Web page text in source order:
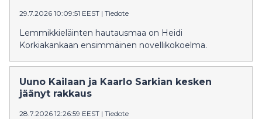
29.7.2026 10:09:51 EEST | Tiedote
Lemmikkieläinten hautausmaa on Heidi
Korkiakankaan ensimmäinen novellikokoelma.
Uuno Kailaan ja Kaarlo Sarkian kesken
jäänyt rakkaus
28.7.2026 12:26:59 EEST | Tiedote